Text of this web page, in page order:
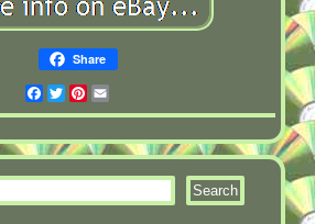
Share
Facebook
TwitterPinterest